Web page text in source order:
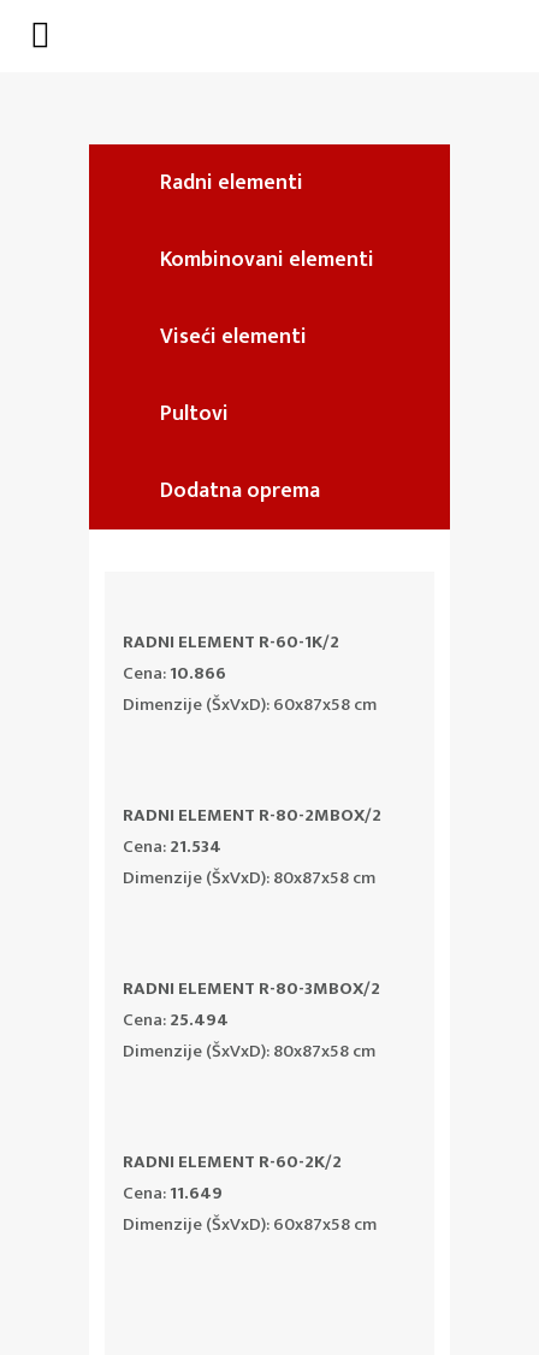
Radni elementi
Kombinovani elementi
Viseći elementi
Pultovi
Dodatna oprema
RADNI ELEMENT R-60-1K/2
Cena:10.866
Dimenzije (ŠxVxD): 60x87x58 cm
RADNI ELEMENT R-80-2MBOX/2
Cena:21.534
Dimenzije (ŠxVxD): 80x87x58 cm
RADNI ELEMENT R-80-3MBOX/2
Cena:25.494
Dimenzije (ŠxVxD): 80x87x58 cm
RADNI ELEMENT R-60-2K/2
Cena:11.649
Dimenzije (ŠxVxD): 60x87x58 cm